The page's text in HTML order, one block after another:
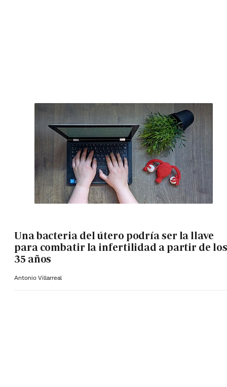
Una bacteria del útero podría ser la llave
para combatir la infertilidad a partir de los
35 años
Antonio Villarreal